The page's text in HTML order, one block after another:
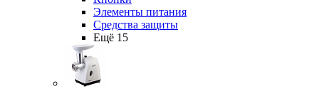
Элементы питания
Средства защиты
Ещё 15